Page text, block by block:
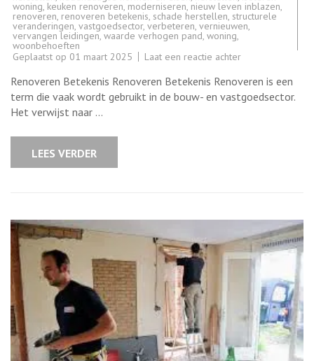
woning, keuken renoveren, moderniseren, nieuw leven inblazen,
renoveren, renoveren betekenis, schade herstellen, structurele
veranderingen, vastgoedsector, verbeteren, vernieuwen,
vervangen leidingen, waarde verhogen pand, woning,
woonbehoeften
Geplaatst op 01 maart 2025 Laat een reactie achterop
Betekenis
van
Renoveren:
Een
Renoveren Betekenis Renoveren Betekenis Renoveren is een
term die vaak wordt gebruikt in de bouw- en vastgoedsector.
Het verwijst naar …
LEES VERDER